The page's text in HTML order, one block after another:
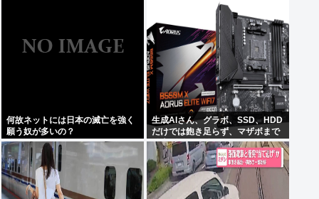
何故ネットには日本の滅亡を強く
願う奴が多いの？
生成AIさん、グラボ、SSD、HDD
だけでは飽き足らず、マザボまで
値上げさせる 自作PCガチ終了
50%の大幅値上か